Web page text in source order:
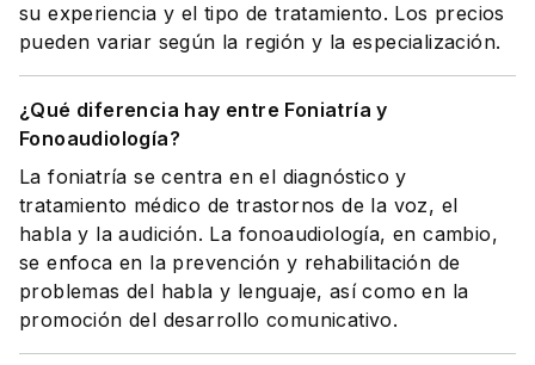
su experiencia y el tipo de tratamiento. Los precios
pueden variar según la región y la especialización.
¿Qué diferencia hay entre Foniatría y
Fonoaudiología?
La foniatría se centra en el diagnóstico y
tratamiento médico de trastornos de la voz, el
habla y la audición. La fonoaudiología, en cambio,
se enfoca en la prevención y rehabilitación de
problemas del habla y lenguaje, así como en la
promoción del desarrollo comunicativo.